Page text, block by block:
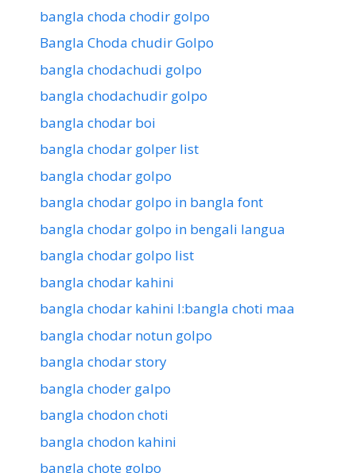
bangla choda chodir golpo
Bangla Choda chudir Golpo
bangla chodachudi golpo
bangla chodachudir golpo
bangla chodar boi
bangla chodar golper list
bangla chodar golpo
bangla chodar golpo in bangla font
bangla chodar golpo in bengali langua
bangla chodar golpo list
bangla chodar kahini
bangla chodar kahini l:bangla choti maa
bangla chodar notun golpo
bangla chodar story
bangla choder galpo
bangla chodon choti
bangla chodon kahini
bangla chote golpo